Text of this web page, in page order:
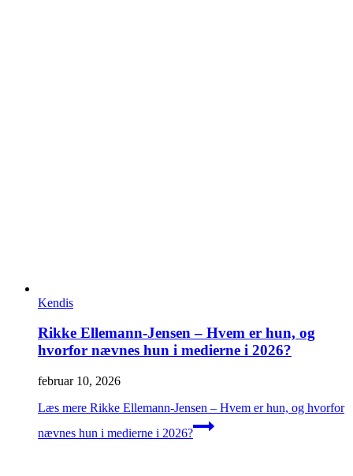
Kendis
Rikke Ellemann-Jensen – Hvem er hun, og
hvorfor nævnes hun i medierne i 2026?
februar 10, 2026
Læs mere Rikke Ellemann-Jensen – Hvem er hun, og hvorfor
nævnes hun i medierne i 2026?